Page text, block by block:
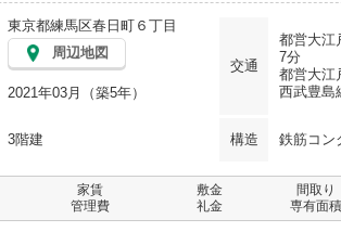
東京都練馬区春日町６丁目
周辺地図
交通
都営大江
7分
都営大江
西武豊島
2021年03月（築5年）
3階建 構造 鉄筋コン
家賃
管理費
敷金
礼金
間取り
専有面積